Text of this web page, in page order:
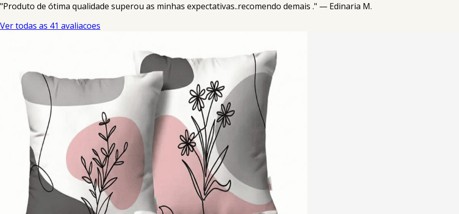
"Produto de ótima qualidade superou as minhas expectativas..recomendo demais ." — Edinaria M.
Ver todas as 41 avaliacoes